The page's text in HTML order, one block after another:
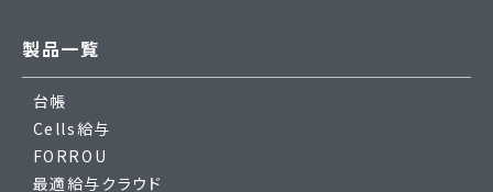
製品一覧
台帳
Cells給与
FORROU
最適給与クラウド